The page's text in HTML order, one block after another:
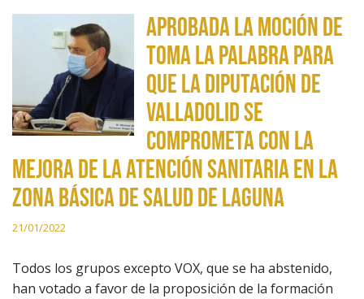
Aprobada la moción de
Toma la Palabra para
que la Diputación de
Valladolid se
comprometa con la
mejora de la atención sanitaria en la
zona básica de salud de Laguna
21/01/2022
Todos los grupos excepto VOX, que se ha abstenido,
han votado a favor de la proposición de la formación